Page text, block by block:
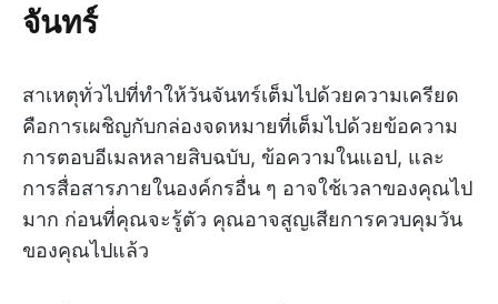
จันทร์
สาเหตุทั่วไปที่ทำให้วันจันทร์เต็มไปด้วยความเครียด
คือการเผชิญกับกล่องจดหมายที่เต็มไปด้วยข้อความ
การตอบอีเมลหลายสิบฉบับ, ข้อความในแอป, และ
การสื่อสารภายในองค์กรอื่น ๆ อาจใช้เวลาของคุณไป
มาก ก่อนที่คุณจะรู้ตัว คุณอาจสูญเสียการควบคุมวัน
ของคุณไปแล้ว